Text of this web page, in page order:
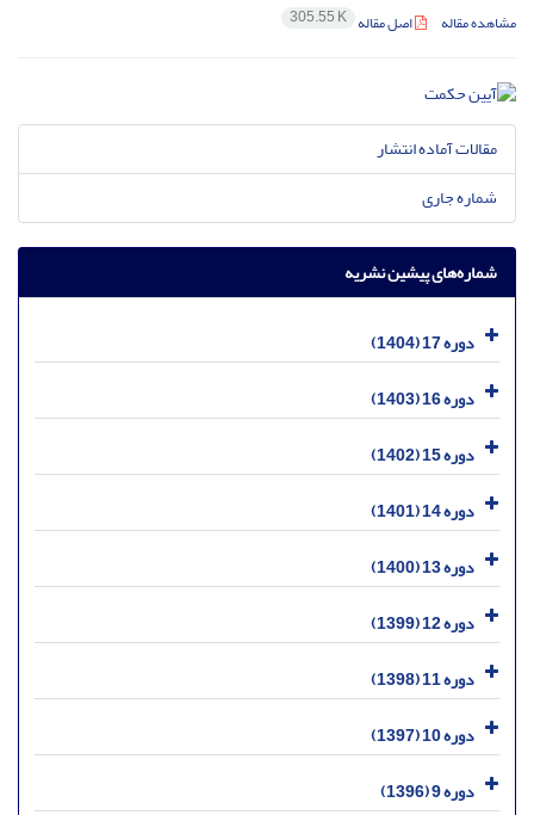
مشاهده مقاله اصل مقاله 305.55 K
مقالات آماده انتشار
شماره جاری
شماره‌های پیشین نشریه
دوره 17 (1404)
دوره 16 (1403)
دوره 15 (1402)
دوره 14 (1401)
دوره 13 (1400)
دوره 12 (1399)
دوره 11 (1398)
دوره 10 (1397)
دوره 9 (1396)